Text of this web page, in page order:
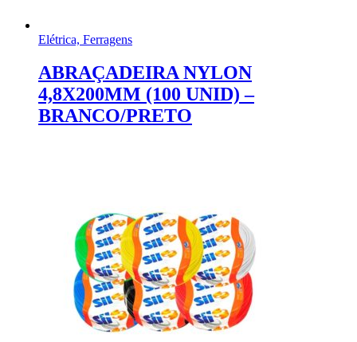
Elétrica, Ferragens
ABRAÇADEIRA NYLON
4,8X200MM (100 UNID) –
BRANCO/PRETO